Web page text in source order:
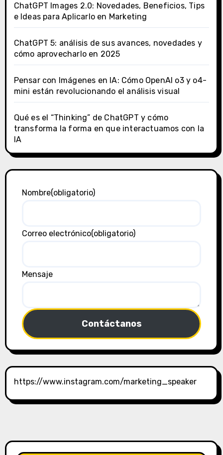
ChatGPT Images 2.0: Novedades, Beneficios, Tips
e Ideas para Aplicarlo en Marketing
ChatGPT 5: análisis de sus avances, novedades y
cómo aprovecharlo en 2025
Pensar con Imágenes en IA: Cómo OpenAI o3 y o4-
mini están revolucionando el análisis visual
Qué es el “Thinking” de ChatGPT y cómo
transforma la forma en que interactuamos con la
IA
Nombre(obligatorio)
Correo electrónico(obligatorio)
Mensaje
Contáctanos
https://www.instagram.com/marketing_speaker